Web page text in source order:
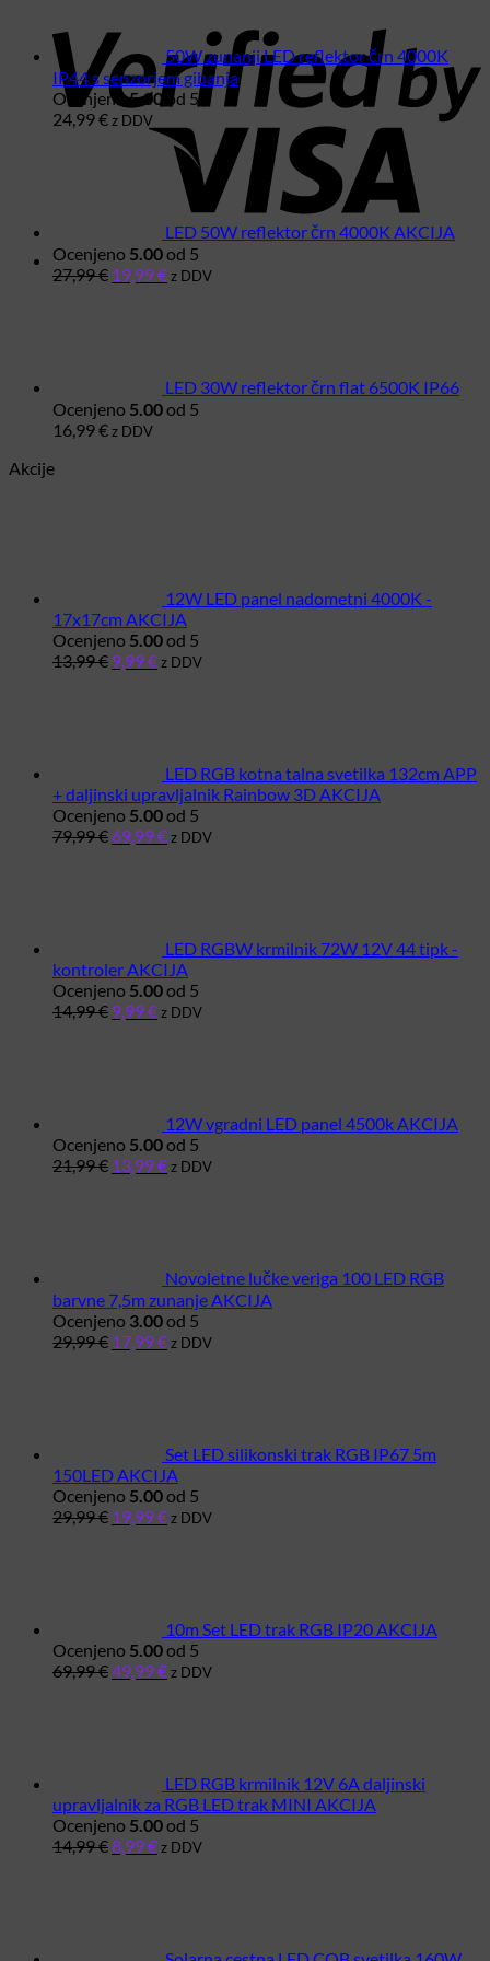
50W zunanji LED reflektor črn 4000K
IP44 s senzorjem gibanja
Ocenjeno5.00 od 5
24,99€z DDV
LED 50W reflektor črn 4000K AKCIJA
Ocenjeno 5.00od 5
27,99€ Izvirna
19,99€Trenutna
z DDV
LED 30W reflektor črn flat 6500K IP66
Ocenjeno 5.00od 5
16,99€z DDV
Akcije
12W LED panel nadometni 4000K -
17x17cm AKCIJA
Ocenjeno 5.00od 5
13,99€ Izvirna
9,99€Trenutna
z DDV
LED RGB kotna talna svetilka 132cm APP
+ daljinski upravljalnik Rainbow 3D AKCIJA
Ocenjeno 5.00od 5
79,99€ Izvirna
69,99€Trenutna
z DDV
LED RGBW krmilnik 72W 12V 44 tipk -
kontroler AKCIJA
Ocenjeno 5.00od 5
14,99€ Izvirna
9,99€Trenutna
z DDV
12W vgradni LED panel 4500k AKCIJA
Ocenjeno 5.00od 5
21,99€ Izvirna
13,99€Trenutna
z DDV
Novoletne lučke veriga 100 LED RGB
barvne 7,5m zunanje AKCIJA
Ocenjeno 3.00od 5
29,99€ Izvirna
17,99€Trenutna
z DDV
Set LED silikonski trak RGB IP67 5m
150LED AKCIJA
Ocenjeno 5.00od 5
29,99€ Izvirna
19,99€Trenutna
z DDV
10m Set LED trak RGB IP20 AKCIJA
Ocenjeno 5.00od 5
69,99€Izvirna
49,99€Trenutna
z DDV
LED RGB krmilnik 12V 6A daljinski
upravljalnik za RGB LED trak MINI AKCIJA
Ocenjeno 5.00od 5
14,99€Izvirna
8,99€Trenutna
z DDV